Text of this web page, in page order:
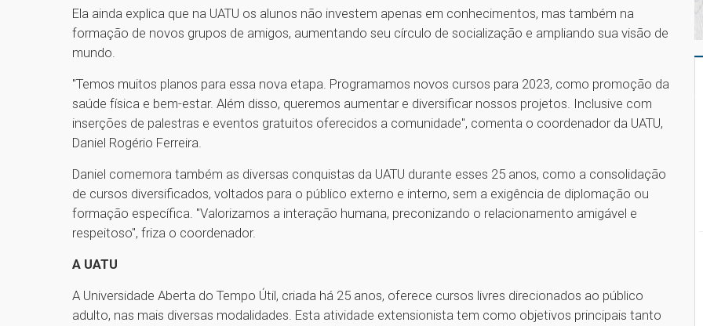
Ela ainda explica que na UATU os alunos não investem apenas em conhecimentos, mas também na
formação de novos grupos de amigos, aumentando seu círculo de socialização e ampliando sua visão de
mundo.
"Temos muitos planos para essa nova etapa. Programamos novos cursos para 2023, como promoção da
saúde física e bem-estar. Além disso, queremos aumentar e diversificar nossos projetos. Inclusive com
inserções de palestras e eventos gratuitos oferecidos a comunidade", comenta o coordenador da UATU,
Daniel Rogério Ferreira.
Daniel comemora também as diversas conquistas da UATU durante esses 25 anos, como a consolidação
de cursos diversificados, voltados para o público externo e interno, sem a exigência de diplomação ou
formação específica. "Valorizamos a interação humana, preconizando o relacionamento amigável e
respeitoso", friza o coordenador.
A UATU
A Universidade Aberta do Tempo Útil, criada há 25 anos, oferece cursos livres direcionados ao público
adulto, nas mais diversas modalidades. Esta atividade extensionista tem como objetivos principais tanto